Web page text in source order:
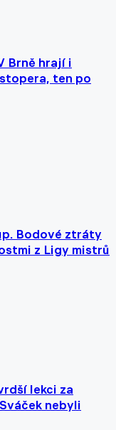
Brně hrají i
ten po
Bodové ztráty
z Ligy mistrů
lekci za
nebyli